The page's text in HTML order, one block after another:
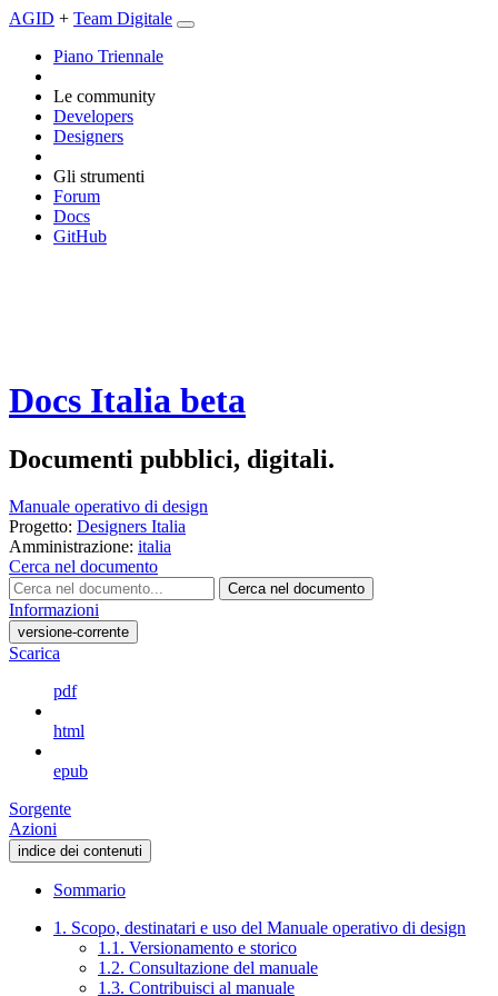
AGID + Team Digitale
Piano Triennale
Le community
Developers
Designers
Gli strumenti
Forum
Docs
GitHub
Docs Italia beta
Documenti pubblici, digitali.
Manuale operativo di design
Progetto: Designers Italia
Amministrazione: italia
Cerca nel documento
Cerca nel documento
Informazioni
versione-corrente
Scarica
pdf
html
epub
Sorgente
Azioni
indice dei contenuti
Sommario
1. Scopo, destinatari e uso del Manuale operativo di design
1.1. Versionamento e storico
1.2. Consultazione del manuale
1.3. Contribuisci al manuale